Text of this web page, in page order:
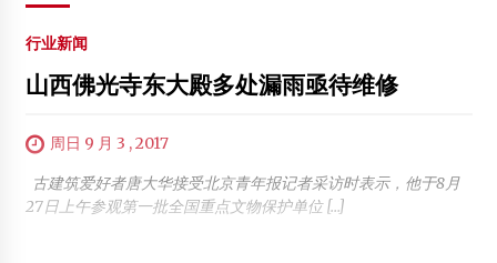
行业新闻
山西佛光寺东大殿多处漏雨亟待维修
周日 9 月 3 , 2017
古建筑爱好者唐大华接受北京青年报记者采访时表示，他于8月
27日上午参观第一批全国重点文物保护单位 […]